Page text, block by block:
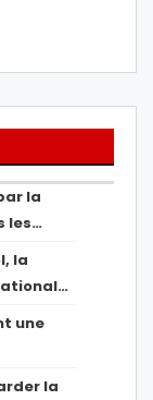
la
les…
la
une
la